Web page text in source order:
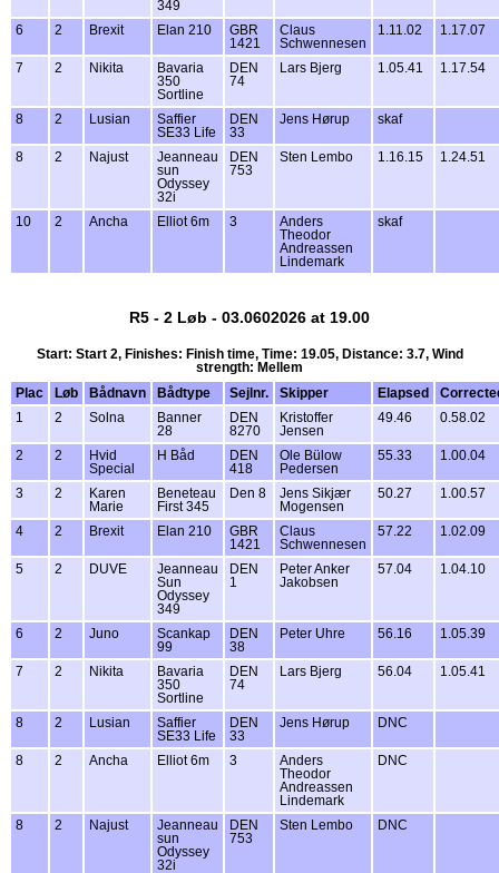
349
6
2 Brexit Elan 210
GBR
1421
Claus
Schwennesen
1.11.02 1.17.07
7 2 Nikita
Bavaria
350
Sortline
DEN
74
Lars Bjerg 1.05.41 1.17.54
8 2 Lusian
Saffier
SE33 Life
DEN
33
Jens Hørup skaf
8 2 Najust
Jeanneau
sun
Odyssey
32i
DEN
753
Sten Lembo 1.16.15 1.24.51
10 2 Ancha Elliot 6m 3
Anders
Theodor
Andreassen
Lindemark
skaf
R5 - 2 Løb - 03.0602026 at 19.00
Start: Start 2, Finishes: Finish time, Time: 19.05, Distance: 3.7, Wind
strength: Mellem
Plac
Løb Bådnavn Bådtype Sejlnr. Skipper Elapsed
1
2 Solna
Banner
28
DEN
8270
Kristoffer
Jensen
49.46 0.58.02
2 2
Hvid
Special
H Båd
DEN
418
Ole Bülow
Pedersen
55.33 1.00.04
3 2
Karen
Marie
Beneteau
First 345
Den 8
Jens Sikjær
Mogensen
50.27 1.00.57
4 2 Brexit Elan 210
GBR
1421
Claus
Schwennesen
57.22 1.02.09
5 2 DUVE
Jeanneau
Sun
Odyssey
349
DEN
1
Peter Anker
Jakobsen
57.04 1.04.10
6 2 Juno
Scankap
99
DEN
38
Peter Uhre 56.16 1.05.39
7 2 Nikita
Bavaria
350
Sortline
DEN
74
Lars Bjerg 56.04 1.05.41
8 2 Lusian
Saffier
SE33 Life
DEN
33
Jens Hørup DNC
8 2 Ancha Elliot 6m 3
Anders
Theodor
Andreassen
Lindemark
DNC
8 2 Najust
Jeanneau
sun
Odyssey
32i
DEN
753
Sten Lembo DNC